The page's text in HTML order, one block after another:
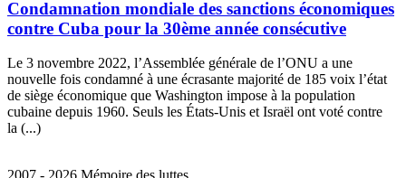
Condamnation mondiale des sanctions économiques
contre Cuba pour la 30ème année consécutive
Le 3 novembre 2022, l’Assemblée générale de l’ONU a une
nouvelle fois condamné à une écrasante majorité de 185 voix l’état
de siège économique que Washington impose à la population
cubaine depuis 1960. Seuls les États-Unis et Israël ont voté contre
la (...)